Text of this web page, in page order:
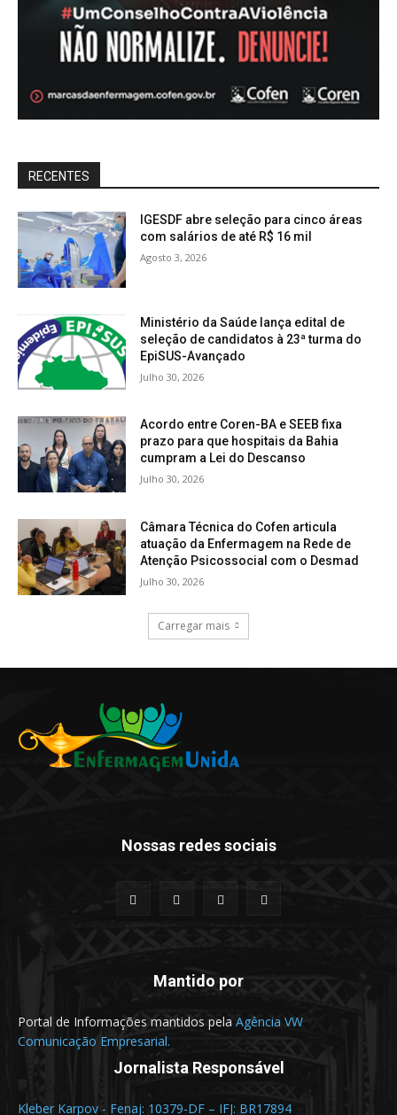
RECENTES
IGESDF abre seleção para cinco áreas
com salários de até R$ 16 mil
Agosto 3, 2026
Ministério da Saúde lança edital de
seleção de candidatos à 23ª turma do
EpiSUS-Avançado
Julho 30, 2026
Acordo entre Coren-BA e SEEB fixa
prazo para que hospitais da Bahia
cumpram a Lei do Descanso
Julho 30, 2026
Câmara Técnica do Cofen articula
atuação da Enfermagem na Rede de
Atenção Psicossocial com o Desmad
Julho 30, 2026
Carregar mais
Nossas redes sociais
Mantido por
Portal de Informações mantidos pela Agência VW
Comunicação Empresarial.
Jornalista Responsável
Kleber Karpov - Fenaj: 10379-DF – IFJ: BR17894